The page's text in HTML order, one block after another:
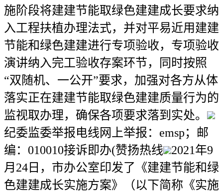
施阶段将建建节能取绿色建建成长要求纳
入工程扶植办理法式，并对平易近用建建
节能和绿色建建进行专项验收，专项验收
演讲纳入完工验收存案环节，同时按照
“双随机、一公开”要求，加强对各方从体
落实正在建建节能取绿色建建质量行为的
监视取办理，确保各项要求落到实处。
纪委监委举报电线网上举报：emsp；邮
编：010010接诉即办(赞扬热线
2021年9
月24日，市办公室印发了《建建节能和绿
色建建成长实施方案》（以下简称《实施